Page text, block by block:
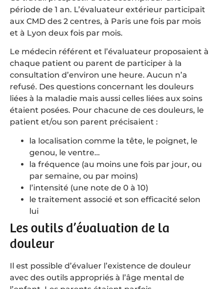
période de 1 an. L’évaluateur extérieur participait
aux CMD des 2 centres, à Paris une fois par mois
et à Lyon deux fois par mois.
Le médecin référent et l’évaluateur proposaient à
chaque patient ou parent de participer à la
consultation d’environ une heure. Aucun n’a
refusé. Des questions concernant les douleurs
liées à la maladie mais aussi celles liées aux soins
étaient posées. Pour chacune de ces douleurs, le
patient et/ou son parent précisaient :
la localisation comme la tête, le poignet, le
genou, le ventre…
la fréquence (au moins une fois par jour, ou
par semaine, ou par moins)
l’intensité (une note de 0 à 10)
le traitement associé et son efficacité selon
lui
Les outils d’évaluation de la
douleur
Il est possible d’évaluer l’existence de douleur
avec des outils appropriés à l’âge mental de